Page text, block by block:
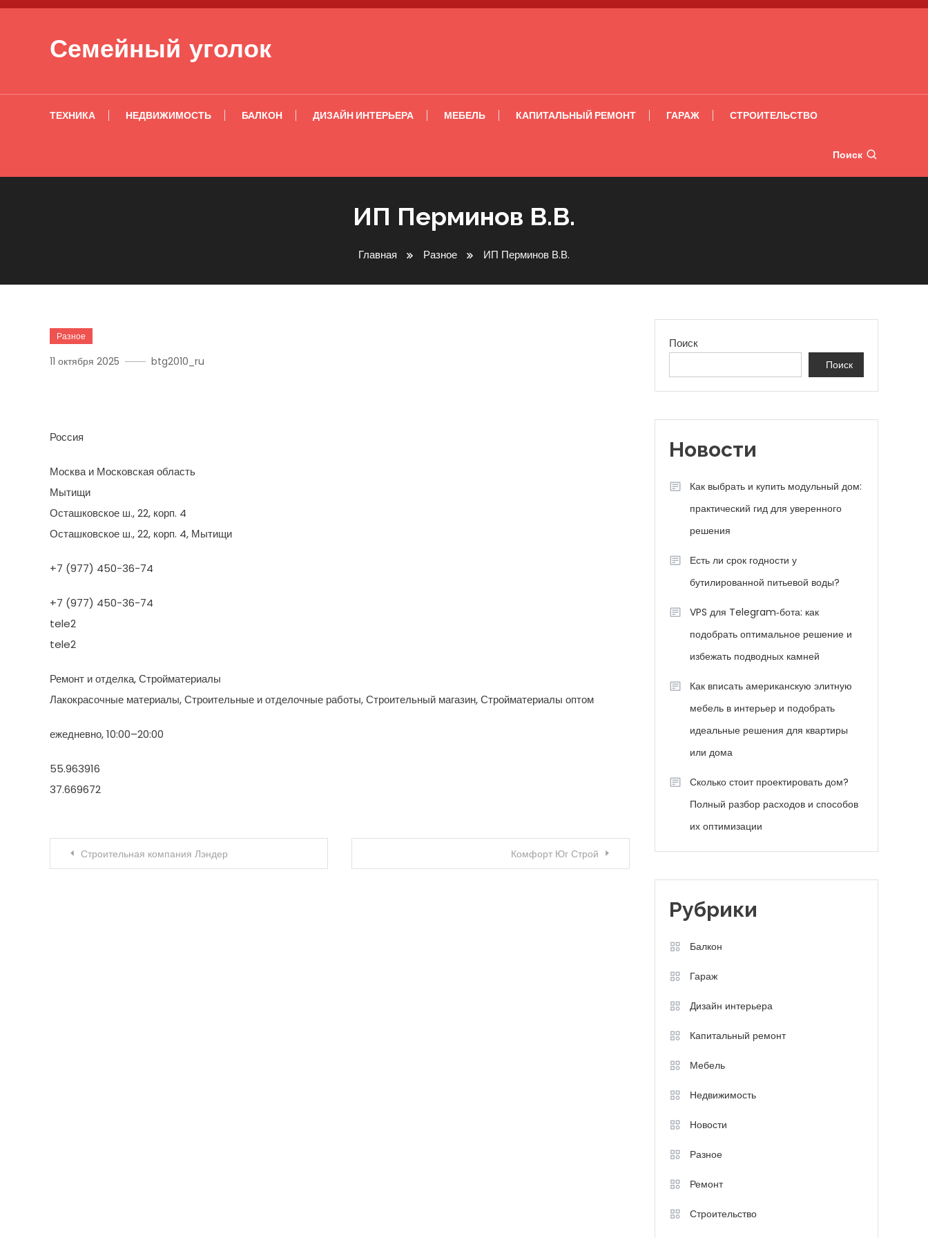
Перейти к содержимому
Семейный уголок
ТЕХНИКА НЕДВИЖИМОСТЬ БАЛКОН ДИЗАЙН ИНТЕРЬЕРА МЕБЕЛЬ КАПИТАЛЬНЫЙ РЕМОНТ ГАРАЖ СТРОИТЕЛЬСТВО
Поиск
ИП Перминов В.В.
Главная Разное ИП Перминов В.В.
Разное
11 октября 2025 btg2010_ru
Россия
Москва и Московская область
Мытищи
Осташковское ш., 22, корп. 4
Осташковское ш., 22, корп. 4, Мытищи
+7 (977) 450-36-74
+7 (977) 450-36-74
tele2
tele2
Ремонт и отделка, Стройматериалы
Лакокрасочные материалы, Строительные и отделочные работы, Строительный магазин, Стройматериалы оптом
ежедневно, 10:00–20:00
55.963916
37.669672
Навигация по записям
Строительная компания Лэндер Комфорт Юг Строй
Поиск
Поиск
Новости
Как выбрать и купить модульный дом:
практический гид для уверенного
решения
Есть ли срок годности у
бутилированной питьевой воды?
VPS для Telegram‑бота: как
подобрать оптимальное решение и
избежать подводных камней
Как вписать американскую элитную
мебель в интерьер и подобрать
идеальные решения для квартиры
или дома
Сколько стоит проектировать дом?
Полный разбор расходов и способов
их оптимизации
Рубрики
Балкон
Гараж
Дизайн интерьера
Капитальный ремонт
Мебель
Недвижимость
Новости
Разное
Ремонт
Строительство